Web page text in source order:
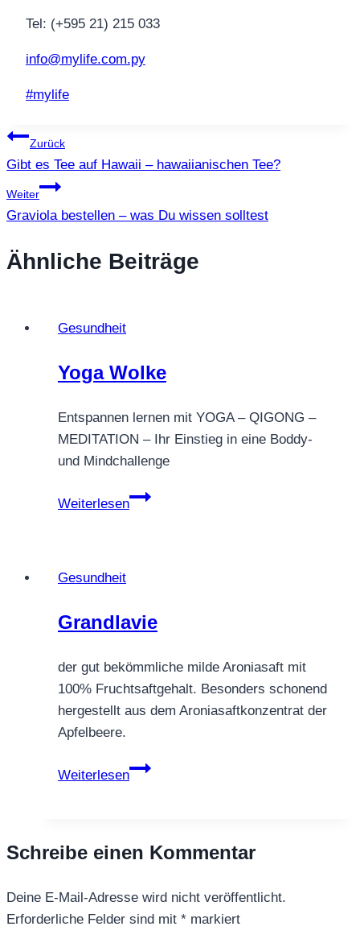
Tel: (+595 21) 215 033
info@mylife.com.py
Schlagworte:
#mylife
Beitragsnavigation
Zurück
Gibt es Tee auf Hawaii – hawaiianischen Tee?
Weiter
Graviola bestellen – was Du wissen solltest
Ähnliche Beiträge
Gesundheit
Yoga Wolke
Entspannen lernen mit YOGA – QIGONG –
MEDITATION – Ihr Einstieg in eine Boddy-
und Mindchallenge
Weiterlesen
Yoga
Gesundheit
Grandlavie
der gut bekömmliche milde Aroniasaft mit
100% Fruchtsaftgehalt. Besonders schonend
hergestellt aus dem Aroniasaftkonzentrat der
Apfelbeere.
Weiterlesen
Grandlavie
Schreibe einen Kommentar
Deine E-Mail-Adresse wird nicht veröffentlicht.
Erforderliche Felder sind mit * markiert